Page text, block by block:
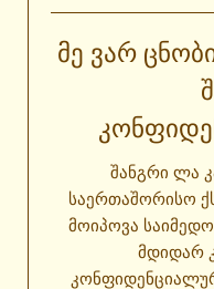
ᲛᲔ ᲕᲐᲠ
შანგრი ლა
საერთაშორისო
მოიპოვა
მდიდარ